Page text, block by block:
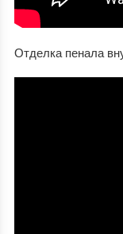
Отделка пенала